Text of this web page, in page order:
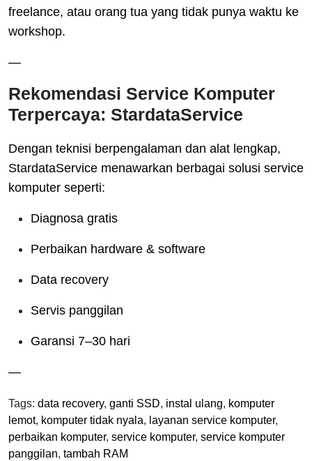
freelance, atau orang tua yang tidak punya waktu ke
workshop.
—
Rekomendasi Service Komputer
Terpercaya: StardataService
Dengan teknisi berpengalaman dan alat lengkap,
StardataService menawarkan berbagai solusi service
komputer seperti:
Diagnosa gratis
Perbaikan hardware & software
Data recovery
Servis panggilan
Garansi 7–30 hari
—
Tags: data recovery, ganti SSD, instal ulang, komputer
lemot, komputer tidak nyala, layanan service komputer,
perbaikan komputer, service komputer, service komputer
panggilan, tambah RAM